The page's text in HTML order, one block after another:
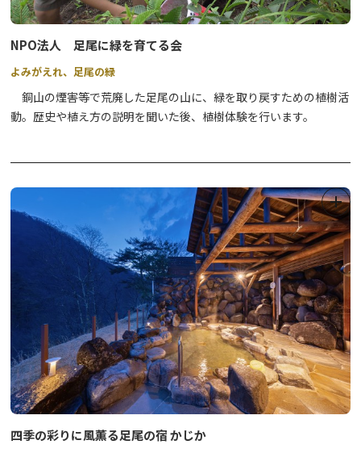
NPO法人 足尾に緑を育てる会
よみがえれ、足尾の緑
銅山の煙害等で荒廃した足尾の山に、緑を取り戻すための植樹活
動。歴史や植え方の説明を聞いた後、植樹体験を行います。
四季の彩りに風薫る足尾の宿 かじか